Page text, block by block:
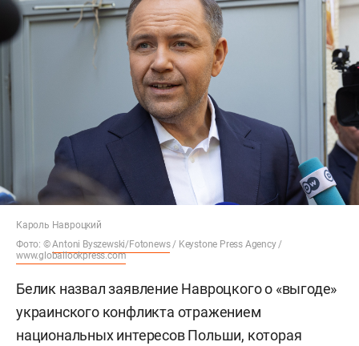
Кароль Навроцкий
Фото: ©Antoni Byszewski/Fotonews/ Keystone Press Agency /
www.globallookpress.com
Белик назвал заявление Навроцкого о «выгоде»
украинского конфликта отражением
национальных интересов Польши, которая